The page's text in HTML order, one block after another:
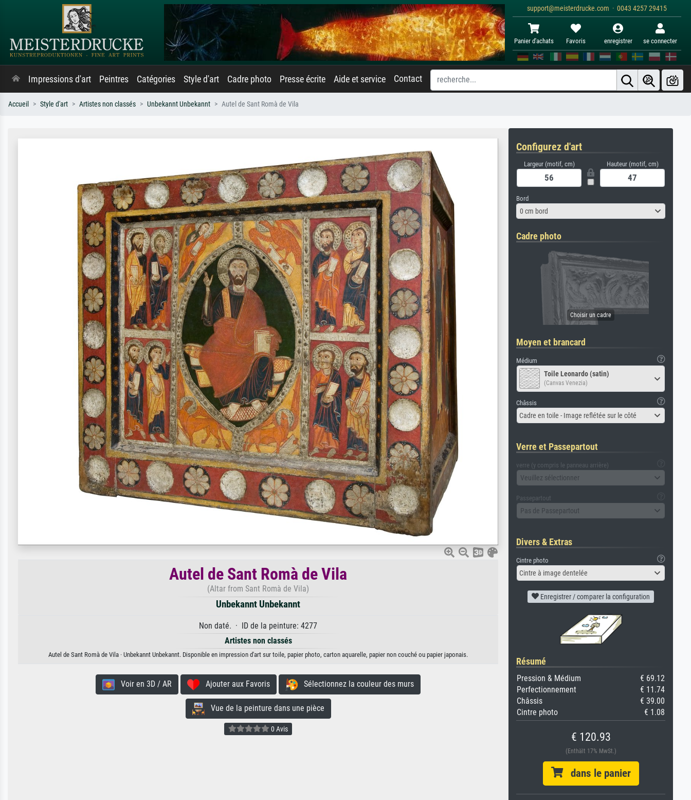
support@meisterdrucke.com · 0043 4257 29415
Panier d'achats Favoris enregistrer se connecter
Impressions d'art Peintres Catégories Style d'art Cadre photo Presse écrite Aide et service Contact
Accueil Style d'art Artistes non classés Unbekannt Unbekannt Autel de Sant Romà de Vila
Autel de Sant Romà de Vila
(Altar from Sant Romà de Vila)
Unbekannt Unbekannt
Non daté. · ID de la peinture: 4277
Artistes non classés
Autel de Sant Romà de Vila · Unbekannt Unbekannt. Disponible en impression d'art sur toile, papier photo, carton aquarelle, papier non couché ou papier japonais.
Voir en 3D / AR Ajouter aux Favoris Sélectionnez la couleur des murs
Vue de la peinture dans une pièce
0 Avis
Configurez d'art
Largeur (motif, cm) Hauteur (motif, cm)
Bord
0 cm bord
Cadre photo
Moyen et brancard
Médium
Toile Leonardo (satin)
(Canvas Venezia)
Châssis
Cadre en toile - Image reflétée sur le côté
Verre et Passepartout
verre (y compris le panneau arrière)
Veuillez sélectionner
Passepartout
Pas de Passepartout
Divers & Extras
Cintre photo
Cintre à image dentelée
Enregistrer / comparer la configuration
Résumé
Pression & Médium
€ 69.12
Perfectionnement
€ 11.74
Châssis
€ 39.00
Cintre photo
€ 1.08
€ 120.93
(Enthält 17% MwSt.)
dans le panier